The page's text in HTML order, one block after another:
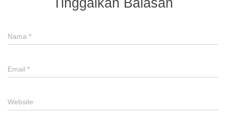
Tinggalkan Balasan
Nama *
Email *
Website